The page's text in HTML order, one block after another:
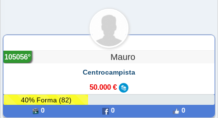
Mauro
105056°
Centrocampista
50.000 €
40% Forma (82)
0
0 0